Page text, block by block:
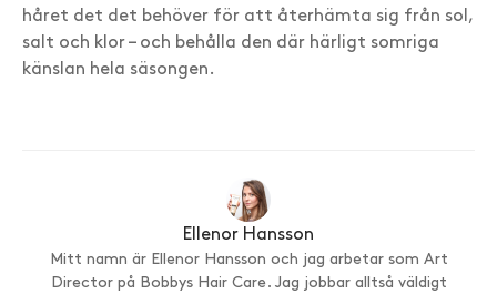
håret det det behöver för att återhämta sig från sol,
salt och klor – och behålla den där härligt somriga
känslan hela säsongen.
Ellenor Hansson
Mitt namn är Ellenor Hansson och jag arbetar som Art
Director på Bobbys Hair Care. Jag jobbar alltså väldigt